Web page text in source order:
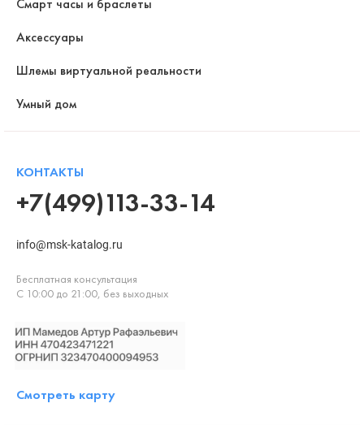
Смарт часы и браслеты
Аксессуары
Шлемы виртуальной реальности
Умный дом
КОНТАКТЫ
+7(499)113-33-14
info@msk-katalog.ru
Бесплатная консультация
С 10:00 до 21:00, без выходных
Смотреть карту